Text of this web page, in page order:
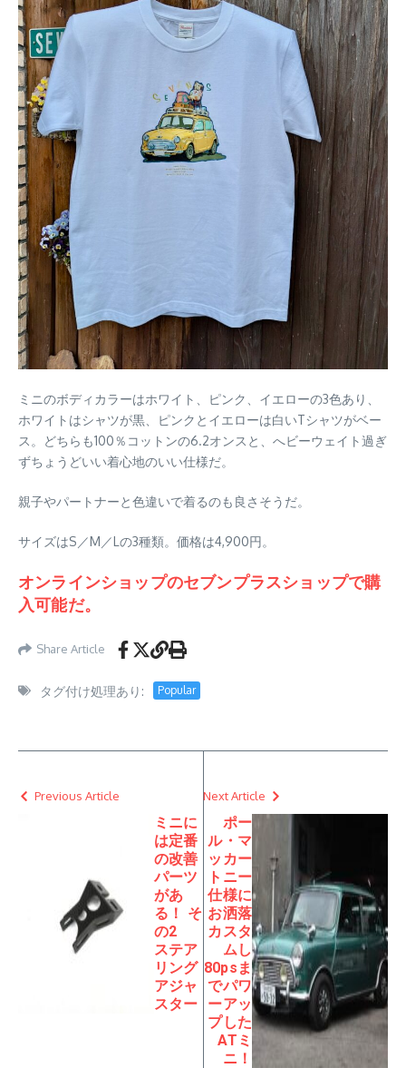
ミニのボディカラーはホワイト、ピンク、イエローの3色あり、
ホワイトはシャツが黒、ピンクとイエローは白いTシャツがベー
ス。どちらも100％コットンの6.2オンスと、へビーウェイト過ぎ
ずちょうどいい着心地のいい仕様だ。
親子やパートナーと色違いで着るのも良さそうだ。
サイズはS／M／Lの3種類。価格は4,900円。
オンラインショップのセブンプラスショップで購
入可能だ。
Share Article
タグ付け処理あり: Popular
Previous Article
ミニに
は定番
の改善
パーツ
があ
る！ そ
の2
ステア
リング
アジャ
スター
Next Article
ポー
ル・マ
ッカー
トニー
仕様に
お洒落
カスタ
ムし
80psま
でパワ
ーアッ
プした
ATミ
ニ！